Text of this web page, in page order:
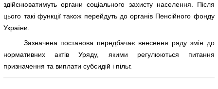
здійснюватимуть органи соціального захисту населення. Після
цього такі функції також перейдуть до органів Пенсійного фонду
України.
Зазначена постанова передбачає внесення ряду змін до
нормативних актів Уряду, якими регулюються питання
призначення та виплати субсидій і пільг.